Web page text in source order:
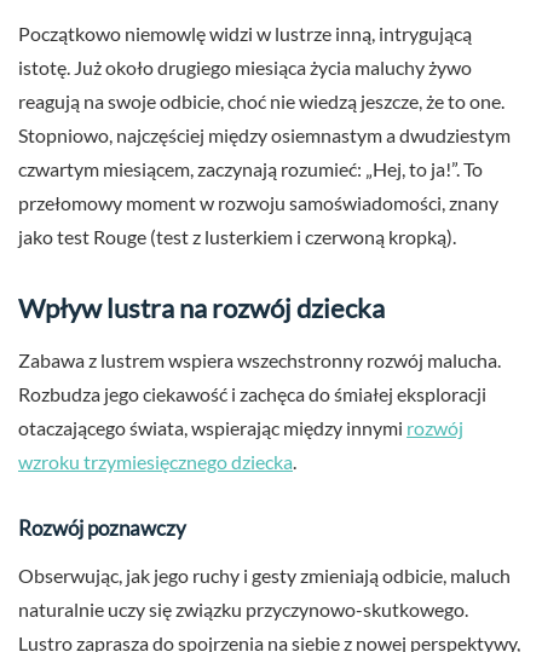
Początkowo niemowlę widzi w lustrze inną, intrygującą
istotę. Już około drugiego miesiąca życia maluchy żywo
reagują na swoje odbicie, choć nie wiedzą jeszcze, że to one.
Stopniowo, najczęściej między osiemnastym a dwudziestym
czwartym miesiącem, zaczynają rozumieć: „Hej, to ja!”. To
przełomowy moment w rozwoju samoświadomości, znany
jako test Rouge (test z lusterkiem i czerwoną kropką).
Wpływ lustra na rozwój dziecka
Zabawa z lustrem wspiera wszechstronny rozwój malucha.
Rozbudza jego ciekawość i zachęca do śmiałej eksploracji
otaczającego świata, wspierając między innymi rozwój
wzroku trzymiesięcznego dziecka
Rozwój poznawczy
Obserwując, jak jego ruchy i gesty zmieniają odbicie, maluch
naturalnie uczy się związku przyczynowo-skutkowego.
Lustro zaprasza do spojrzenia na siebie z nowej perspektywy,